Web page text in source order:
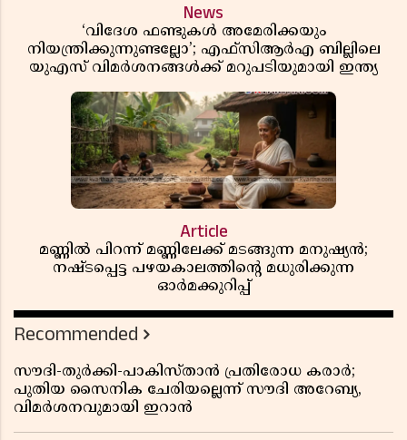
News
‘വിദേശ ഫണ്ടുകൾ അമേരിക്കയും
നിയന്ത്രിക്കുന്നുണ്ടല്ലോ’; എഫ്സിആർഎ ബില്ലിലെ
യുഎസ് വിമർശനങ്ങൾക്ക് മറുപടിയുമായി ഇന്ത്യ
Article
മണ്ണിൽ പിറന്ന് മണ്ണിലേക്ക് മടങ്ങുന്ന മനുഷ്യൻ;
നഷ്ടപ്പെട്ട പഴയകാലത്തിൻ്റെ മധുരിക്കുന്ന
ഓർമക്കുറിപ്പ്
Recommended
സൗദി-തുർക്കി-പാകിസ്താൻ പ്രതിരോധ കരാർ;
പുതിയ സൈനിക ചേരിയല്ലെന്ന് സൗദി അറേബ്യ,
വിമർശനവുമായി ഇറാൻ